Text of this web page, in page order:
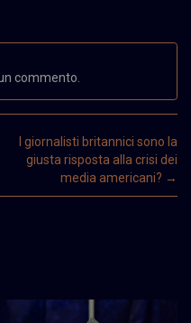
commento.
I giornalisti britannici sono la
giusta risposta alla crisi dei
media americani? →